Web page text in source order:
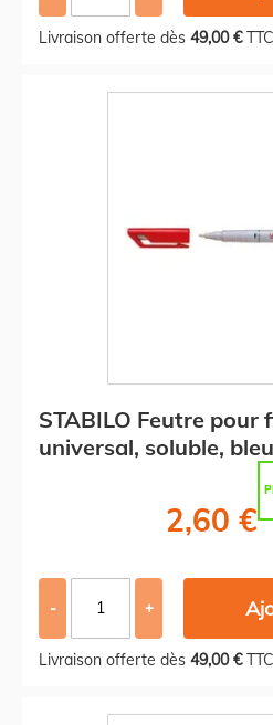
Livraison offerte dès 49,00 €
STABILO Feutre pour
universal, soluble, bleu
2,60 €
- +
Livraison offerte dès 49,00 €